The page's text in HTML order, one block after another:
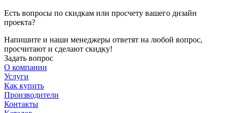
Есть вопросы по скидкам или просчету вашего дизайн
проекта?
Напишите и наши менеджеры ответят на любой вопрос,
просчитают и сделают скидку!
Задать вопрос
О компании
Услуги
Как купить
Производители
Контакты